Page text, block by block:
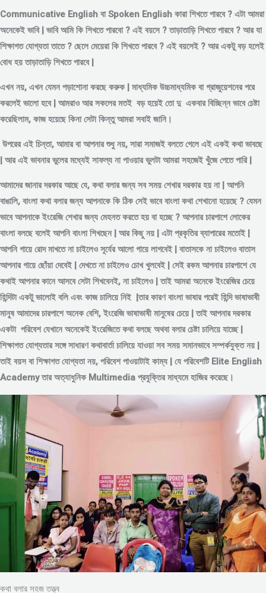
Communicative English বা Spoken English কারা শিখতে পারবে ? এটা আমরা
অনেকেই ভাবি | ভাবি আমি কি শিখতে পারবো ? এই বয়সে ?তাড়াতাড়ি শিখতে পারবে ? আর যা
শিক্ষাগত যোগ্যতা তাতে ? ছেলে মেয়েরা কি শিখতে পারবে ? এই বয়সেই ? আর একটু বড় হলেই
বোধ হয় তাড়াতাড়ি শিখতে পারবে |
এখন নয়, এখন যেমন পড়াশোনা করছে করুক | মাধ্যমিক উচ্চমাধ্যমিক বা গ্রাজুয়েশনের পরে
করলেই ভালো হবে | আমরাও আর সকলের মতই বড় হয়েই তো দু একবার বিচ্ছিন্নভাবেচেষ্টা
করেছিলাম, কাজ হয়েছে কিনা সেটা কিন্তু আমরা সবাই জানি।
উপরের এই চিন্তা, আমার বা আপনার শুধু নয়, সারা সমাজই বলতে গেলে এই একই কথা ভাবছে
| আর এই ভাবনার ভুলের মধ্যেই সাফল্য না পাওয়ার ভুলটা আমরা সহজেই খুঁজে পেতে পারি |
আমাদের জানার দরকার আছে যে, কথা বলার জন্য সব সময় শেখার দরকার হয় না | আপনি
বাঙালি, বাংলা কথা বলার জন্য আপনাকে কি ঠিক সেই ভাবে বাংলা কথা শেখানো হয়েছে ? যেমন
ভাবে আপনাকে ইংরেজি শেখার জন্য মেহনত করতে হয় বা হচ্ছে ? আপনার চারপাশে লোকের
বাংলা বলছে বলেই আপনি বাংলা শিখছেন | আর কিছু নয় | এটা প্রকৃতির ব্যাপারের মতোই |
আপনি গায়ে রোদ মাখতে না চাইলেও সূর্যের আলো গায়ে লাগবেই | বাতাসকে না চাইলেও বাতাস
আপনার গায়ে ছোঁয়া দেবেই | দেখতে না চাইলেও চোখ খুলবেই | সেই রকম আপনার চারপাশে যে
কথাই আপনার কানে আসবে সেটা শিখবেনই, না চাইলেও | তাই আমরা অনেকে ইংরেজির চেয়ে
হিন্দিটা একটু ভালোই বলি এবং কাজ চালিয়ে নিই |তার কারণ বাংলা ভাষার পরেই হিন্দি ভাষাভাষী
মানুষ আমাদের চারপাশে অনেক বেশি, ইংরেজি ভাষাভাষী মানুষের চেয়ে | তাই আপনার দরকার
একটা পরিবেশ যেখানে অনেকেই ইংরেজিতে কথা বলছে অথবা বলার চেষ্টা চালিয়ে যাচ্ছে |
শিক্ষাগত যোগ্যতার সঙ্গে সাধারণ কথাবার্তা চালিয়ে যাওয়া সব সময় সমানভাবে সম্পর্কযুক্ত নয় |
তাই বয়স বা শিক্ষাগত যোগ্যতা নয়, পরিবেশ পাওয়াটাই কাম্য | যে পরিবেশটি Elite English
Academy তার অত্যাধুনিক Multimedia প্রযুক্তির মাধ্যমে হাজির করেছে।
কথা বলার সহজ তত্ত্ব